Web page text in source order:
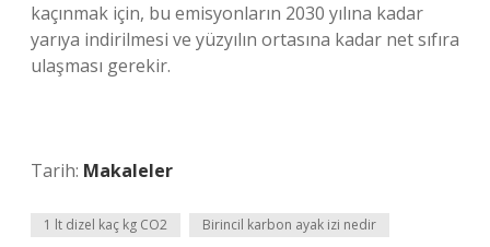
kaçınmak için, bu emisyonların 2030 yılına kadar
yarıya indirilmesi ve yüzyılın ortasına kadar net sıfıra
ulaşması gerekir.
Tarih: Makaleler
1 lt dizel kaç kg CO2 Birincil karbon ayak izi nedir